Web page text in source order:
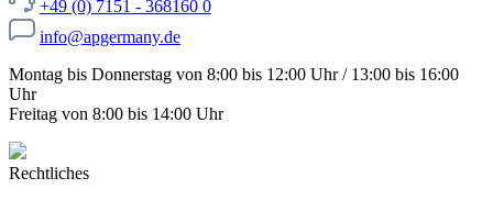
+49 (0) 7151 - 368160 0
info@apgermany.de
Montag bis Donnerstag von 8:00 bis 12:00 Uhr / 13:00 bis 16:00
Uhr
Freitag von 8:00 bis 14:00 Uhr
Rechtliches